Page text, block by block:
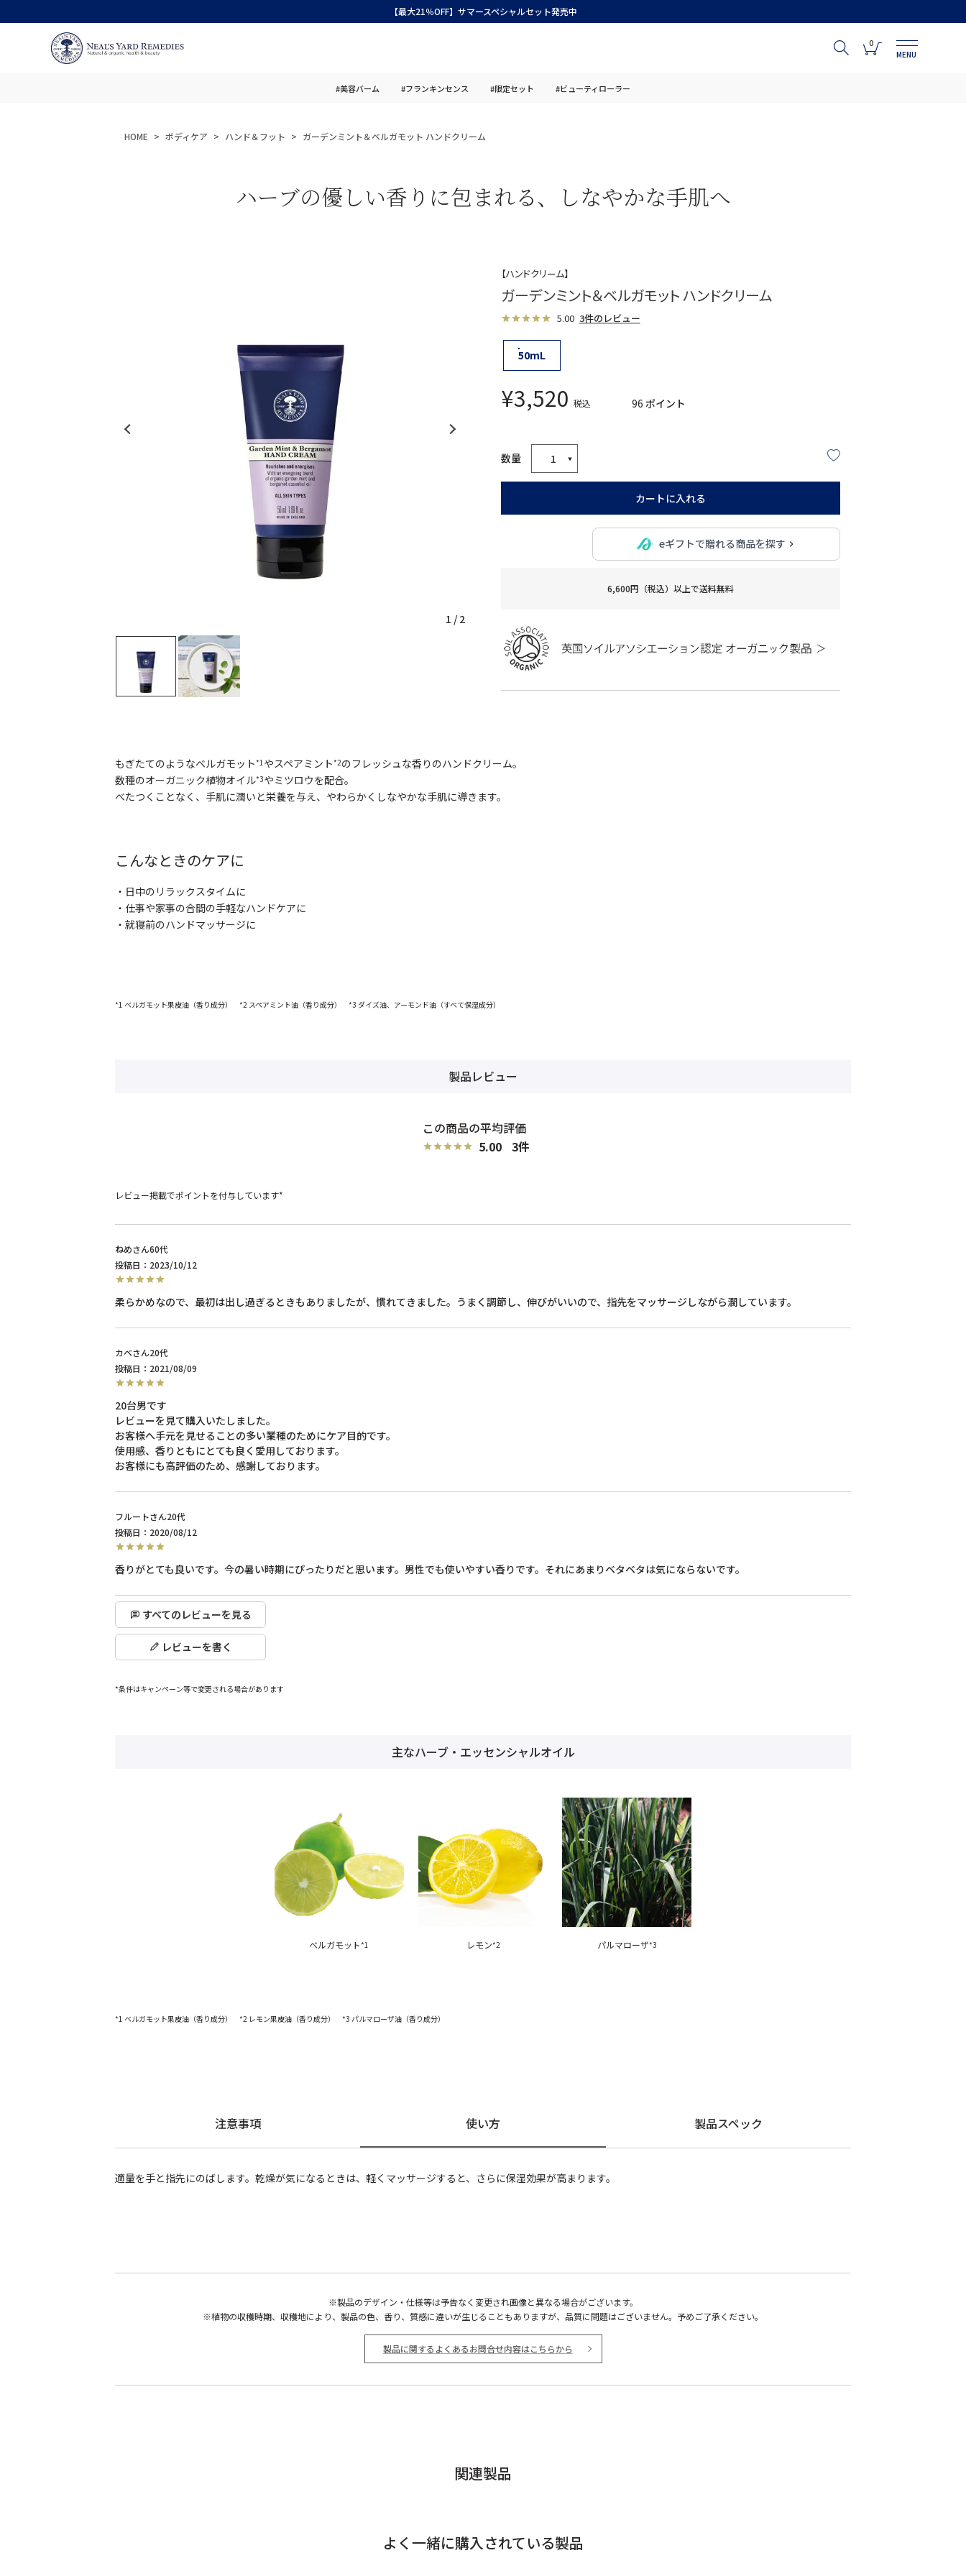
【最大21％OFF】サマースペシャルセット発売中
0
MENU
#美容バーム #フランキンセンス #限定セット #ビューティローラー
HOME ボディケア ハンド＆フット ガーデンミント＆ベルガモット ハンドクリーム
ハーブの優しい香りに包まれる、しなやかな手肌へ
1 / 2
【ハンドクリーム】
ガーデンミント＆ベルガモット ハンドクリーム
5.00 3件のレビュー
50mL
¥3,520 税込 96 ポイント
カートに入れる
eギフトで贈れる商品を探す
6,600円（税込）以上で送料無料
もぎたてのようなベルガモット*1やスペアミント*2のフレッシュな香りのハンドクリーム。
数種のオーガニック植物オイル*3やミツロウを配合。
べたつくことなく、手肌に潤いと栄養を与え、やわらかくしなやかな手肌に導きます。
こんなときのケアに
・日中のリラックスタイムに
・仕事や家事の合間の手軽なハンドケアに
・就寝前のハンドマッサージに
*1 ベルガモット果皮油（香り成分） *2 スペアミント油（香り成分） *3 ダイズ油、アーモンド油（すべて保湿成分）
製品レビュー
5.00 3
レビュー掲載でポイントを付与しています*
ねめ
60代
投稿日
2023/10/12
柔らかめなので、最初は出し過ぎるときもありましたが、慣れてきました。うまく調節し、伸びがいいので、指先をマッサージしながら潤しています。
カベ
20代
投稿日
2021/08/09
20台男です
レビューを見て購入いたしました。
お客様へ手元を見せることの多い業種のためにケア目的です。
使用感、香りともにとても良く愛用しております。
お客様にも高評価のため、感謝しております。
フルート
20代
投稿日
2020/08/12
香りがとても良いです。今の暑い時期にぴったりだと思います。男性でも使いやすい香りです。それにあまりベタベタは気にならないです。
すべてのレビューを見る
レビューを書く
*条件はキャンペーン等で変更される場合があります
主なハーブ・エッセンシャルオイル
ベルガモット*1 レモン*2 パルマローザ*3
*1 ベルガモット果皮油（香り成分） *2 レモン果皮油（香り成分） *3 パルマローザ油（香り成分）
注意事項 使い方 製品スペック
適量を手と指先にのばします。乾燥が気になるときは、軽くマッサージすると、さらに保湿効果が高まります。
※製品のデザイン・仕様等は予告なく変更され画像と異なる場合がございます。
※植物の収穫時期、収穫地により、製品の色、香り、質感に違いが生じることもありますが、品質に問題はございません。予めご了承ください。
製品に関するよくあるお問合せ内容はこちらから
関連製品
よく一緒に購入されている製品